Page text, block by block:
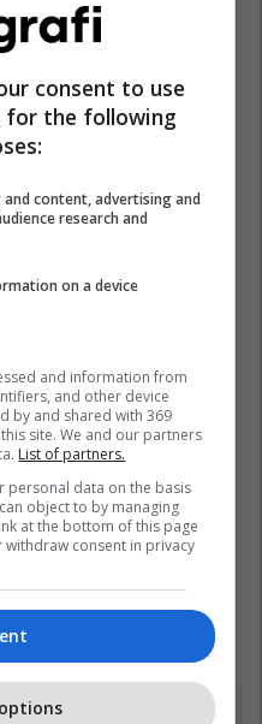
consent to use
for the following
content, advertising and
research and
on a device
and information from
and other device
by and shared with 369
site. We and our partners
List of partners.
personal data on the basis
object to by managing
at the bottom of this page
consent in privacy